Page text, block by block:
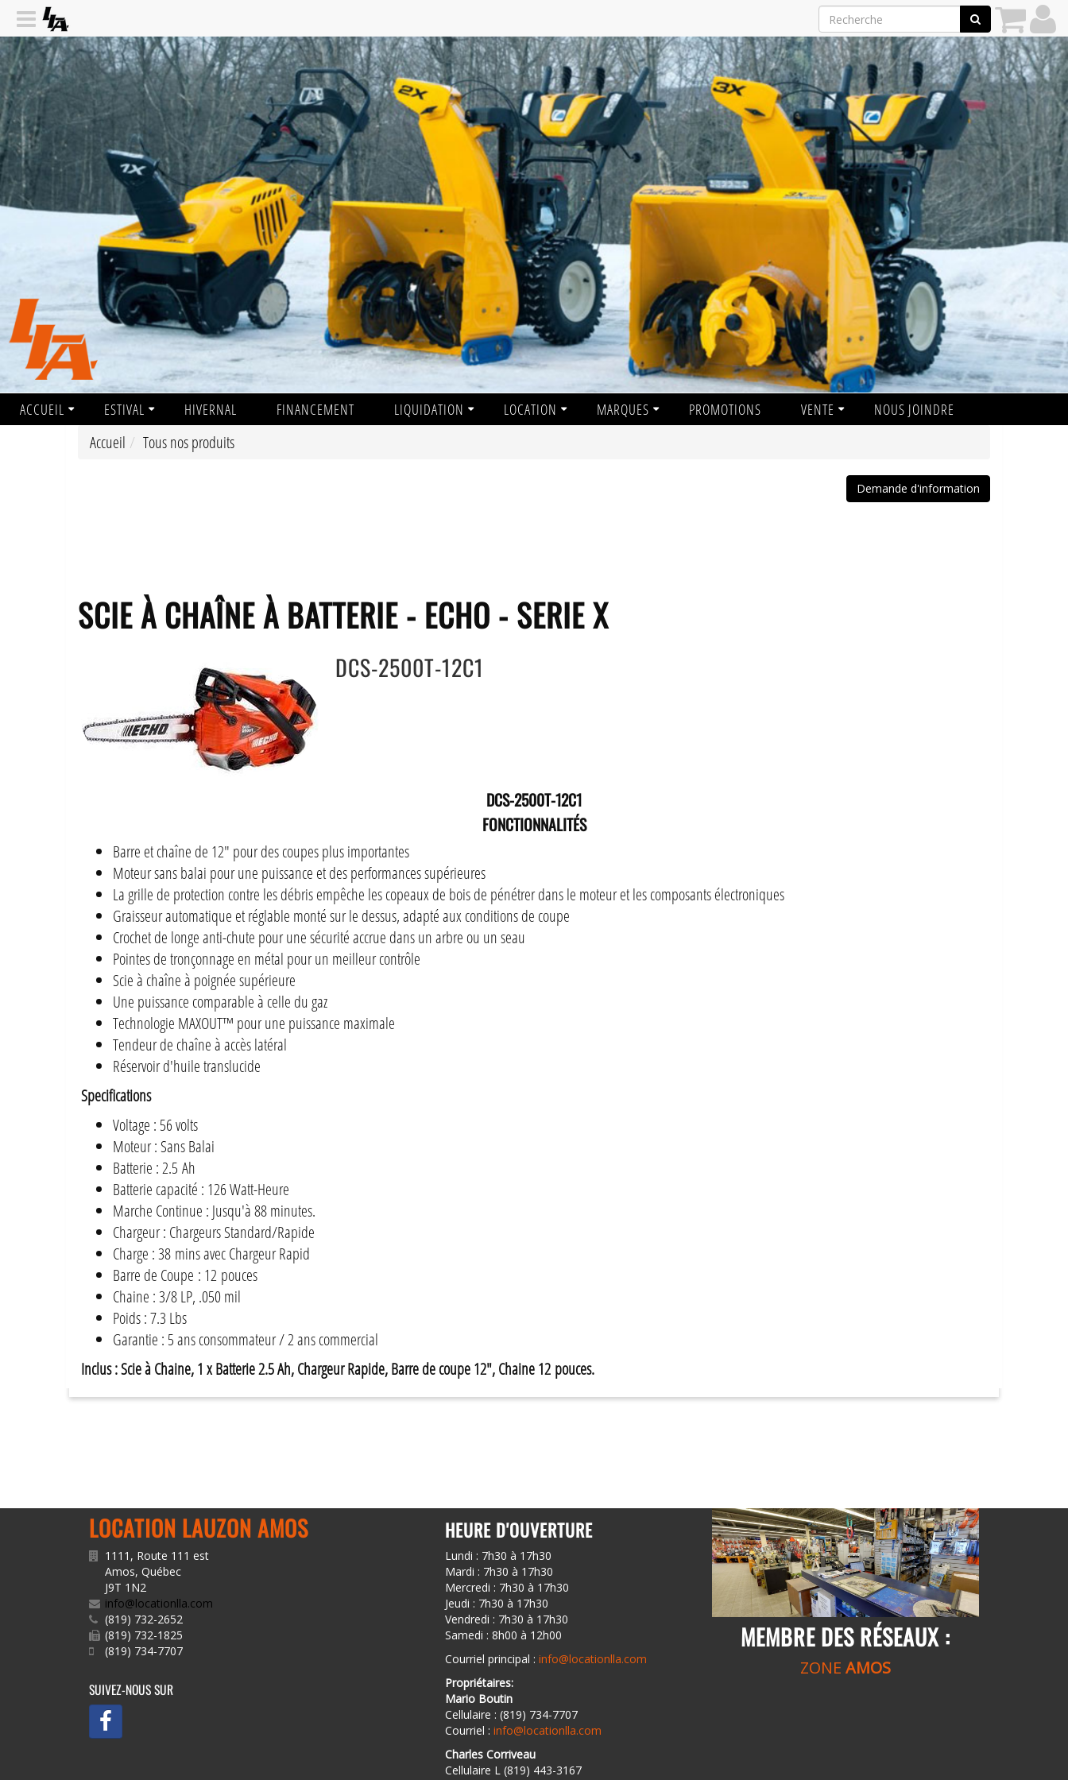
ACCUEIL ESTIVAL HIVERNAL FINANCEMENT LIQUIDATION LOCATION MARQUES PROMOTIONS VENTE NOUS JOINDRE
Accueil Tous nos produits
Demande d'information
SCIE À CHAÎNE À BATTERIE - ECHO - SERIE X
DCS-2500T-12C1
DCS-2500T-12C1
FONCTIONNALITÉS
Barre et chaîne de 12" pour des coupes plus importantes
Moteur sans balai pour une puissance et des performances supérieures
La grille de protection contre les débris empêche les copeaux de bois de pénétrer dans le moteur et les composants électroniques
Graisseur automatique et réglable monté sur le dessus, adapté aux conditions de coupe
Crochet de longe anti-chute pour une sécurité accrue dans un arbre ou un seau
Pointes de tronçonnage en métal pour un meilleur contrôle
Scie à chaîne à poignée supérieure
Une puissance comparable à celle du gaz
Technologie MAXOUT™ pour une puissance maximale
Tendeur de chaîne à accès latéral
Réservoir d'huile translucide
Specifications
Voltage : 56 volts
Moteur : Sans Balai
Batterie : 2.5 Ah
Batterie capacité : 126 Watt-Heure
Marche Continue : Jusqu'à 88 minutes.
Chargeur : Chargeurs Standard/Rapide
Charge : 38 mins avec Chargeur Rapid
Barre de Coupe : 12 pouces
Chaine : 3/8 LP, .050 mil
Poids : 7.3 Lbs
Garantie : 5 ans consommateur / 2 ans commercial
Inclus : Scie à Chaine, 1 x Batterie 2.5 Ah, Chargeur Rapide, Barre de coupe 12", Chaine 12 pouces.
LOCATION LAUZON AMOS
1111, Route 111 est
Amos, Québec
J9T 1N2
info@locationlla.com
(819) 732-2652
(819) 732-1825
(819) 734-7707
SUIVEZ-NOUS SUR
HEURE D'OUVERTURE
Lundi : 7h30 à 17h30
Mardi : 7h30 à 17h30
Mercredi : 7h30 à 17h30
Jeudi : 7h30 à 17h30
Vendredi : 7h30 à 17h30
Samedi : 8h00 à 12h00
Courriel principal : info@locationlla.com
Propriétaires:
Mario Boutin
Cellulaire : (819) 734-7707
Courriel : info@locationlla.com
Charles Corriveau
Cellulaire L (819) 443-3167
MEMBRE DES RÉSEAUX :
ZONE AMOS